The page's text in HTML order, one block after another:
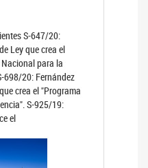
S-647/20:
Ley que crea el
para la
698/20: Fernández
crea el "Programa
S-925/19:
el